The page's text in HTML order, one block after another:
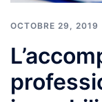
OCTOBRE 29, 2019